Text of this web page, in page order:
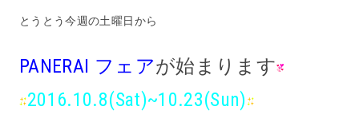
とうとう今週の土曜日から
PANERAI フェアが始まります
2016.10.8(Sat)~10.23(Sun)